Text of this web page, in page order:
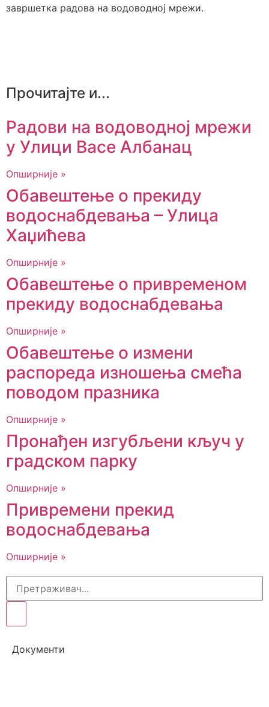
завршетка радова на водоводној мрежи.
Прочитајте и...
Радови на водоводној мрежи
у Улици Васе Албанац
Опширније »
Обавештење о прекиду
водоснабдевања – Улица
Хаџићева
Опширније »
Обавештење о привременом
прекиду водоснабдевања
Опширније »
Обавештење о измени
распореда изношења смећа
поводом празника
Опширније »
Пронађен изгубљени кључ у
градском парку
Опширније »
Привремени прекид
водоснабдевања
Опширније »
Документи